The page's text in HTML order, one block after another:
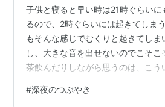
子供と寝ると早い時は21時ぐらい
るので、2時ぐらいには起きてしま
もそんな感じでむくりと起きてし
し、大きな音を出せないのでこそこ
茶飲んだりしながら思うのは、こう
を読み上げたくなったりね(笑) 大き
#深夜のつぶやき